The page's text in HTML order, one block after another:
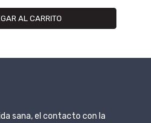
AL CARRITO
sana, el contacto con la